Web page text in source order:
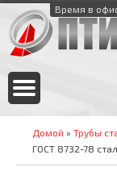
Время в
Домой » Трубы
ГОСТ 8732-78